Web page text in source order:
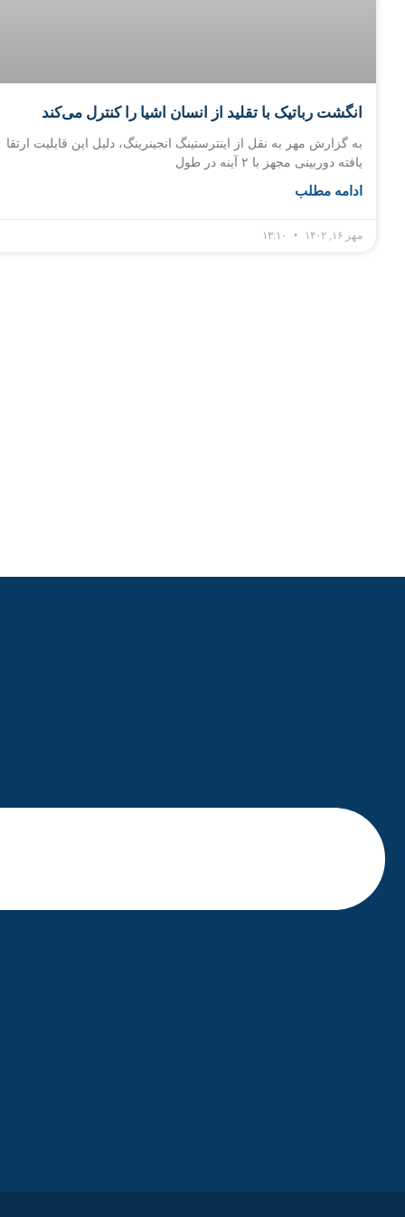
انگشت رباتیک با تقلید از انسان اشیا را کنترل می‌کند
به گزارش مهر به نقل از اینترستینگ انجینرینگ، دلیل این قابلیت ارتقا
یافته دوربینی مجهز با ۲ آینه در طول
ادامه مطلب
مهر ۱۶, ۱۴۰۲